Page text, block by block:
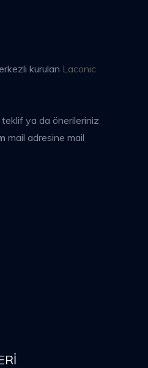
kurulan Laconic
teklif ya da önerileriniz
mail adresine mail